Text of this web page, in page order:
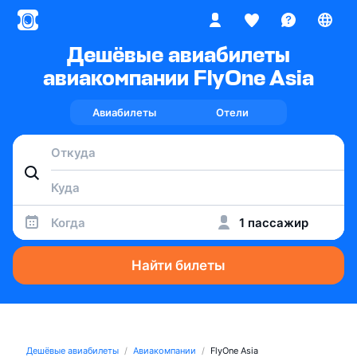
Дешёвые авиабилеты
авиакомпании FlyOne Asia
Авиабилеты Отели
Когда 1 пассажир
Найти билеты
Дешёвые авиабилеты Авиакомпании FlyOne Asia